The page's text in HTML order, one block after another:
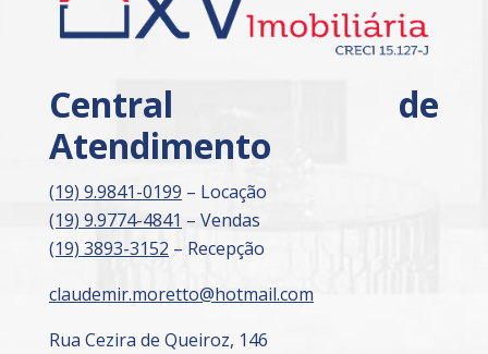
Central de
Atendimento
(19) 9.9841-0199 – Locação
(19) 9.9774-4841 – Vendas
(19) 3893-3152 – Recepção
claudemir.moretto@hotmail.com
Rua Cezira de Queiroz, 146